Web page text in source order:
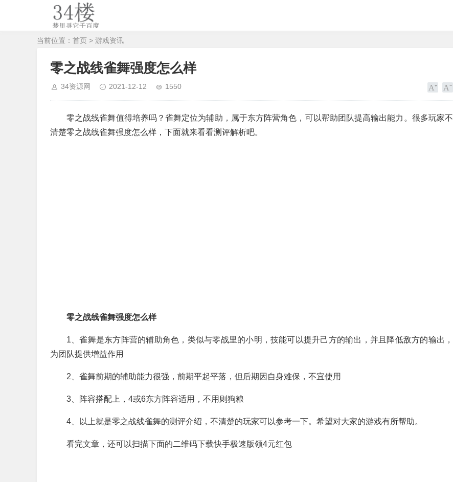
当前位置： 首页 > 游戏资讯
零之战线雀舞强度怎么样
34资源网 2021-12-12 1550
零之战线雀舞值得培养吗？雀舞定位为辅助，属于东方阵营角色，可以帮助团队提高输出能力。很多玩家不
清楚零之战线雀舞强度怎么样，下面就来看看测评解析吧。
零之战线雀舞强度怎么样
1、雀舞是东方阵营的辅助角色，类似与零战里的小明，技能可以提升己方的输出，并且降低敌方的输出，
为团队提供增益作用
2、雀舞前期的辅助能力很强，前期平起平落，但后期因自身难保，不宜使用
3、阵容搭配上，4或6东方阵容适用，不用则狗粮
4、以上就是零之战线雀舞的测评介绍，不清楚的玩家可以参考一下。希望对大家的游戏有所帮助。
看完文章，还可以扫描下面的二维码下载快手极速版领4元红包